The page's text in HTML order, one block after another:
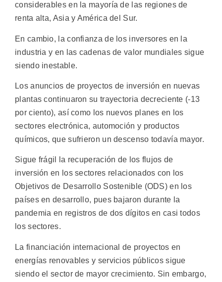
considerables en la mayoría de las regiones de
renta alta, Asia y América del Sur.
En cambio, la confianza de los inversores en la
industria y en las cadenas de valor mundiales sigue
siendo inestable.
Los anuncios de proyectos de inversión en nuevas
plantas continuaron su trayectoria decreciente (-13
por ciento), así como los nuevos planes en los
sectores electrónica, automoción y productos
químicos, que sufrieron un descenso todavía mayor.
Sigue frágil la recuperación de los flujos de
inversión en los sectores relacionados con los
Objetivos de Desarrollo Sostenible (ODS) en los
países en desarrollo, pues bajaron durante la
pandemia en registros de dos dígitos en casi todos
los sectores.
La financiación internacional de proyectos en
energías renovables y servicios públicos sigue
siendo el sector de mayor crecimiento. Sin embargo,